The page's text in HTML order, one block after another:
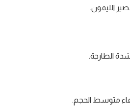
الليمون.
الطازجة.
متوسط الحجم.